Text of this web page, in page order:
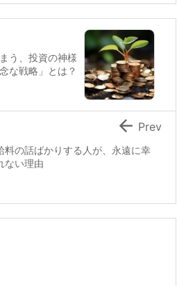
う、投資の神様
な戦略」とは？
料の話ばかりする人が、永遠に幸
ない理由
 Prev